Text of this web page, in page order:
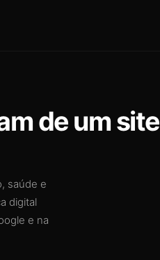
de um site
saúde e
digital
e na